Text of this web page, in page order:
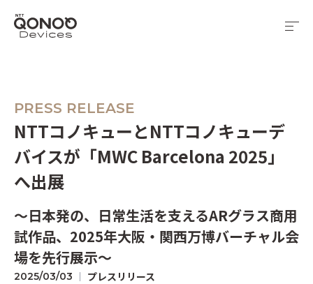
PRESS RELEASE
NTTコノキューとNTTコノキューデ
バイスが「MWC Barcelona 2025」
へ出展
～日本発の、日常生活を支えるARグラス商用
試作品、2025年大阪・関西万博バーチャル会
場を先行展示～
2025/03/03 プレスリリース